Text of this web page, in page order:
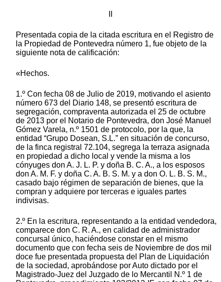
Presentada copia de la citada escritura en el Registro de
la Propiedad de Pontevedra número 1, fue objeto de la
siguiente nota de calificación:
«Hechos.
1.º Con fecha 08 de Julio de 2019, motivando el asiento
número 673 del Diario 148, se presentó escritura de
segregación, compraventa autorizada el 25 de octubre
de 2013 por el Notario de Pontevedra, don José Manuel
Gómez Varela, n.º 1501 de protocolo, por la que, la
entidad “Grupo Dosean, S.L.” en situación de concurso,
de la finca registral 72.104, segrega la terraza asignada
en propiedad a dicho local y vende la misma a los
cónyuges don A. J. L. P. y doña B. C. A., a los esposos
don A. M. F. y doña C. A. B. S. M. y a don O. L. B. S. M.,
casado bajo régimen de separación de bienes, que la
compran y adquiere por terceras e iguales partes
indivisas.
2.º En la escritura, representando a la entidad vendedora,
comparece don C. R. A., en calidad de administrador
concursal único, haciéndose constar en el mismo
documento que con fecha seis de Noviembre de dos mil
doce fue presentada propuesta del Plan de Liquidación
de la sociedad, aprobándose por Auto dictado por el
Magistrado-Juez del Juzgado de lo Mercantil N.º 1 de